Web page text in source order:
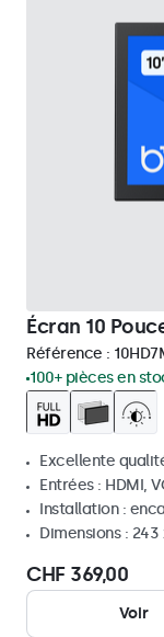
Écran 10
Référence :
100+ pièces en
Excellente
Entrées : HDMI,
Installation :
Dimensions : 243
CHF 369,00
Voir